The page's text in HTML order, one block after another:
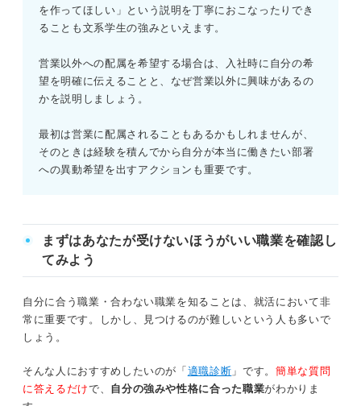
を作ってほしい」という説明を丁寧におこなったりでき
ることも文系学生の強みといえます。
営業以外への配属を希望する場合は、入社時に自分の希
望を明確に伝えることと、なぜ営業以外に興味があるの
かを説明しましょう。
最初は営業に配属されることもあるかもしれませんが、
そのときは経験を積んでから自分が本当に働きたい部署
への異動希望を出すアクションも重要です。
まずはあなたが受けないほうがいい職業を確認し
てみよう
自分に合う職業・合わない職業を知ることは、就活において非
常に重要です。しかし、見つけるのが難しいという人も多いで
しょう。
そんな人におすすめしたいのが「 適職診断 」です。 簡単な質問
に答えるだけで、 自分の強みや性格に合った職業がわかりま
⑰記者・ライター
⑱Webデザイナー
⑲地方公務員
⑳国家公務員
㉑NPO・NGO職員
①社会人の基礎を学ぶのに適した職種だから
③そもそも営業のニーズが高いから
志望職種に配属されるための準備